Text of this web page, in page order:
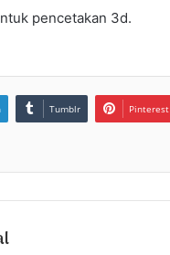
pencetakan 3d.
Tumblr Pinterest